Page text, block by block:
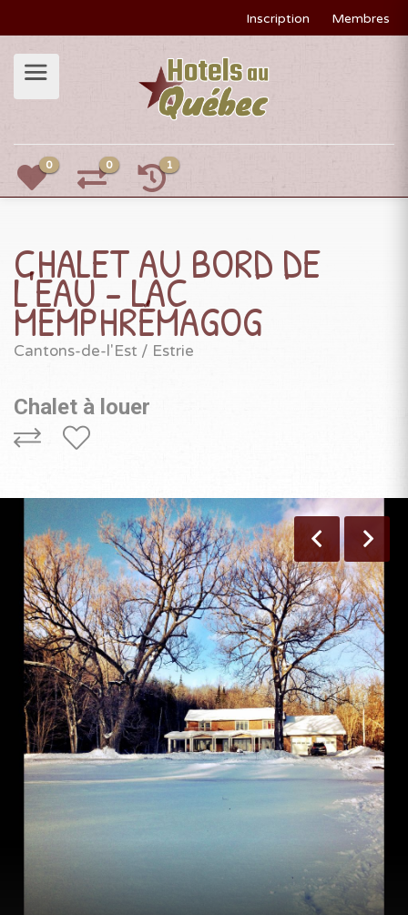
Inscription Membres
0 0 1
CHALET AU BORD DE
L'EAU - LAC
MEMPHRÉMAGOG
Cantons-de-l'Est / Estrie
Chalet à louer